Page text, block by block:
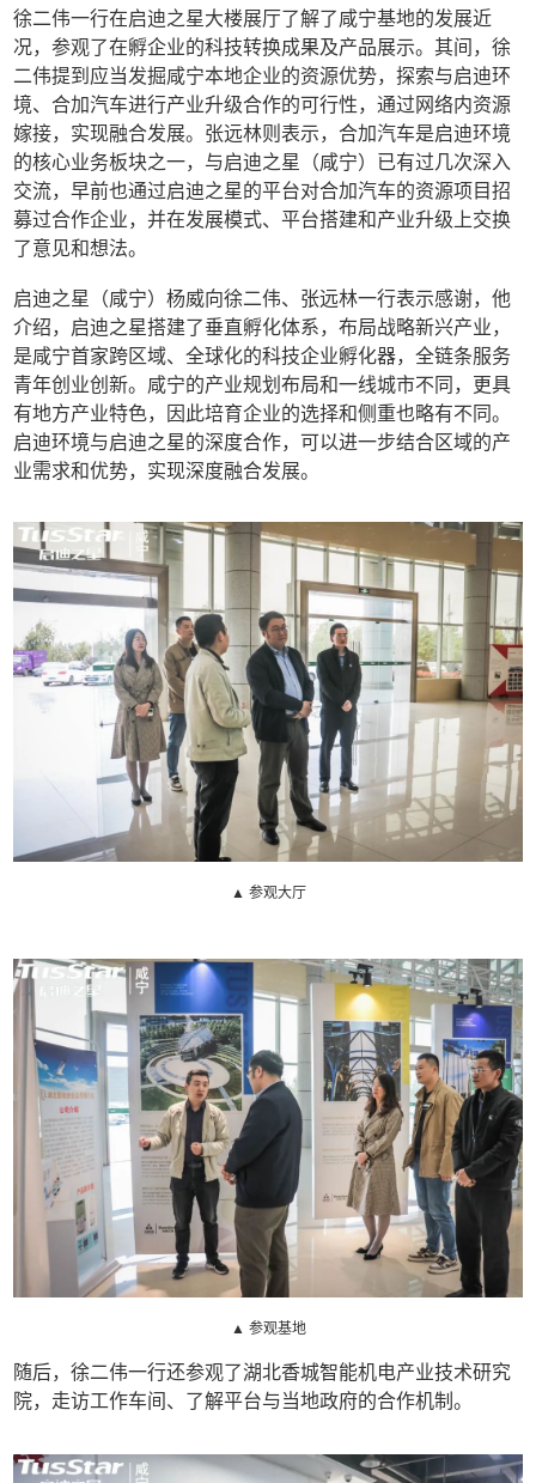
徐二伟一行在启迪之星大楼展厅了解了咸宁基地的发展近
况，参观了在孵企业的科技转换成果及产品展示。其间，徐
二伟提到应当发掘咸宁本地企业的资源优势，探索与启迪环
境、合加汽车进行产业升级合作的可行性，通过网络内资源
嫁接，实现融合发展。张远林则表示，合加汽车是启迪环境
的核心业务板块之一，与启迪之星（咸宁）已有过几次深入
交流，早前也通过启迪之星的平台对合加汽车的资源项目招
募过合作企业，并在发展模式、平台搭建和产业升级上交换
了意见和想法。
启迪之星（咸宁）杨威向徐二伟、张远林一行表示感谢，他
介绍，启迪之星搭建了垂直孵化体系，布局战略新兴产业，
是咸宁首家跨区域、全球化的科技企业孵化器，全链条服务
青年创业创新。咸宁的产业规划布局和一线城市不同，更具
有地方产业特色，因此培育企业的选择和侧重也略有不同。
启迪环境与启迪之星的深度合作，可以进一步结合区域的产
业需求和优势，实现深度融合发展。
▲ 参观大厅
▲ 参观基地
随后，徐二伟一行还参观了湖北香城智能机电产业技术研究
院，走访工作车间、了解平台与当地政府的合作机制。